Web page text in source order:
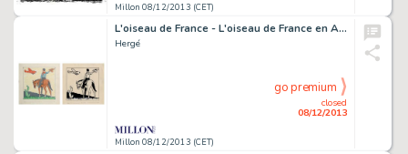
Millon 08/12/2013 (CET)
L'oiseau de France - L'oiseau de France en Amérique - (Voyage d'une
Hergé
Millon 08/12/2013 (CET)
closed
08/12/2013
go premium